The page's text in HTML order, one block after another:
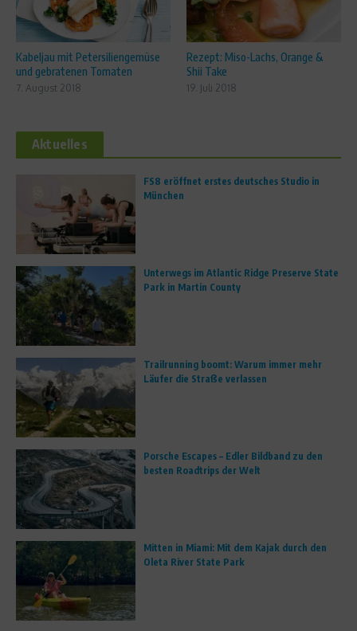
Kabeljau mit Petersiliengemüse
und gebratenen Tomaten
7. August 2018
Rezept: Miso-Lachs, Orange &
Shii Take
19. Juli 2018
Aktuelles
FS8 eröffnet erstes deutsches Studio in
München
Unterwegs im Atlantic Ridge Preserve State
Park in Martin County
Trailrunning boomt: Warum immer mehr
Läufer die Straße verlassen
Porsche Escapes – Edler Bildband zu den
besten Roadtrips der Welt
Mitten in Miami: Mit dem Kajak durch den
Oleta River State Park